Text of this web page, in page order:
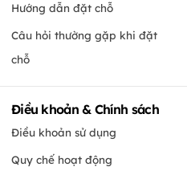
Hướng dẫn đặt chỗ
Câu hỏi thường gặp khi đặt
chỗ
Điều khoản & Chính sách
Điều khoản sử dụng
Quy chế hoạt động